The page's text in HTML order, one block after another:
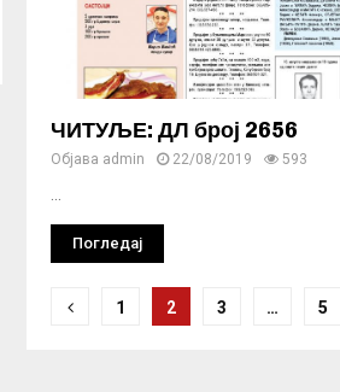
ЧИТУЉЕ: ДЛ број 2656
Објава admin 22/08/2019 593
...
Погледај
Кретање
1 2 3 … 5